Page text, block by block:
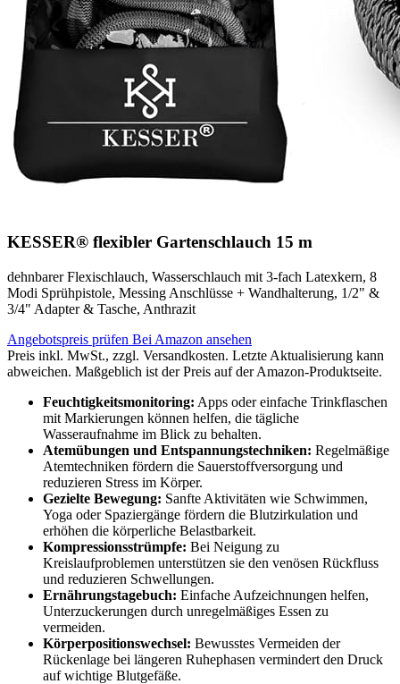
KESSER® flexibler Gartenschlauch 15 m
dehnbarer Flexischlauch, Wasserschlauch mit 3-fach Latexkern, 8
Modi Sprühpistole, Messing Anschlüsse + Wandhalterung, 1/2" &
3/4" Adapter & Tasche, Anthrazit
Angebotspreis prüfen Bei Amazon ansehen
Preis inkl. MwSt., zzgl. Versandkosten. Letzte Aktualisierung kann
abweichen. Maßgeblich ist der Preis auf der Amazon-Produktseite.
Feuchtigkeitsmonitoring: Apps oder einfache Trinkflaschen
mit Markierungen können helfen, die tägliche
Wasseraufnahme im Blick zu behalten.
Atemübungen und Entspannungstechniken: Regelmäßige
Atemtechniken fördern die Sauerstoffversorgung und
reduzieren Stress im Körper.
Gezielte Bewegung: Sanfte Aktivitäten wie Schwimmen,
Yoga oder Spaziergänge fördern die Blutzirkulation und
erhöhen die körperliche Belastbarkeit.
Kompressionsstrümpfe: Bei Neigung zu
Kreislaufproblemen unterstützen sie den venösen Rückfluss
und reduzieren Schwellungen.
Ernährungstagebuch: Einfache Aufzeichnungen helfen,
Unterzuckerungen durch unregelmäßiges Essen zu
vermeiden.
Körperpositionswechsel: Bewusstes Vermeiden der
Rückenlage bei längeren Ruhephasen vermindert den Druck
auf wichtige Blutgefäße.